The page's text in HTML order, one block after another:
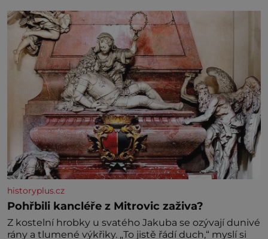
dalšími desítkami tisíc příslušnic svého včelstva,
vznikne jeden z nejdokonalejších organismů
historyplus.cz
Pohřbili kancléře z Mitrovic zaživa?
Z kostelní hrobky u svatého Jakuba se ozývají dunivé
rány a tlumené výkřiky. „To jistě řádí duch,“ myslí si